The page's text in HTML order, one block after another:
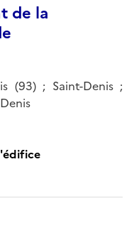
de la
(93) ; Saint-Denis ;